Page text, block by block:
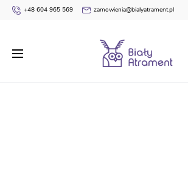
+48 604 965 569 zamowienia@bialyatrament.pl
Dyplomy
Dyplomy Uniwersalne /
samodzielnego zadruku
Dyplom taneczny B140